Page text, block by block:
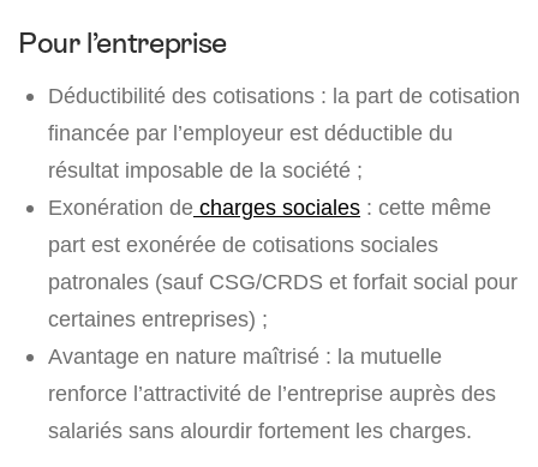
Pour l’entreprise
Déductibilité des cotisations : la part de cotisation
financée par l’employeur est déductible du
résultat imposable de la société ;
Exonération de charges sociales : cette même
part est exonérée de cotisations sociales
patronales (sauf CSG/CRDS et forfait social pour
certaines entreprises) ;
Avantage en nature maîtrisé : la mutuelle
renforce l’attractivité de l’entreprise auprès des
salariés sans alourdir fortement les charges.